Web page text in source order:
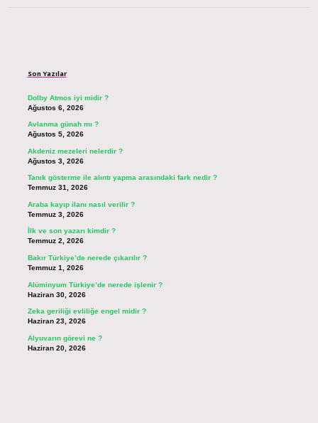
Son Yazılar
Dolby Atmos iyi midir ?
Ağustos 6, 2026
Avlanma günah mı ?
Ağustos 5, 2026
Akdeniz mezeleri nelerdir ?
Ağustos 3, 2026
Tanık gösterme ile alıntı yapma arasındaki fark nedir ?
Temmuz 31, 2026
Araba kayıp ilanı nasıl verilir ?
Temmuz 3, 2026
İlk ve son yazarı kimdir ?
Temmuz 2, 2026
Bakır Türkiye’de nerede çıkarılır ?
Temmuz 1, 2026
Alüminyum Türkiye’de nerede işlenir ?
Haziran 30, 2026
Zeka geriliği evliliğe engel midir ?
Haziran 23, 2026
Alyuvarın görevi ne ?
Haziran 20, 2026